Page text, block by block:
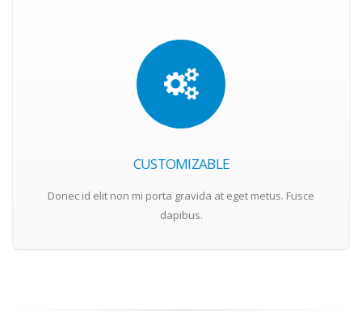
CUSTOMIZABLE
Donec id elit non mi porta gravida at eget metus. Fusce
dapibus.